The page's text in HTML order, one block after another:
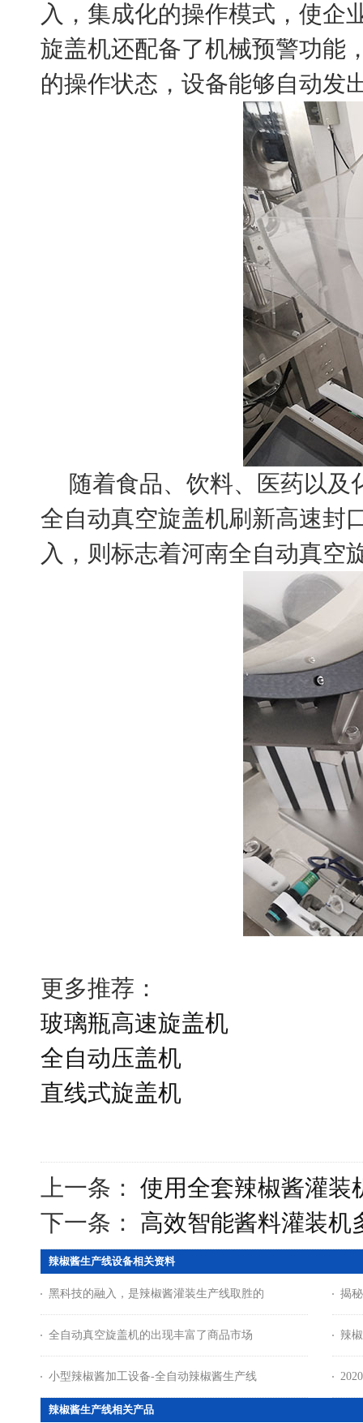
入，集成化的操作模式，使企
旋盖机还配备了机械预警功能
的操作状态，设备能够自动发
随着食品、饮料、医药以及
全自动真空旋盖机刷新高速封
入，则标志着河南全自动真空
更多推荐：
玻璃瓶高速旋盖机
全自动压盖机
直线式旋盖机
上一条： 使用全套辣椒酱灌装
下一条： 高效智能酱料灌装机
辣椒酱生产线设备相关资料
黑科技的融入，是辣椒酱灌装生产线取胜的 揭
全自动真空旋盖机的出现丰富了商品市场 辣
小型辣椒酱加工设备-全自动辣椒酱生产线
辣椒酱生产线相关产品